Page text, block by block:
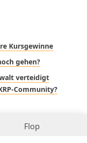
Kursgewinne
gehen?
verteidigt
Community?
Flop